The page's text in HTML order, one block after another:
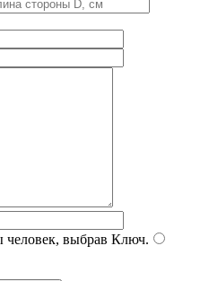
выбрав Ключ.